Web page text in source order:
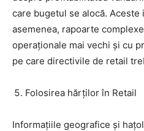
care bugetul se alocă.
asemenea, rapoarte
operaționale mai vechi și cu
pe care directivile de retail
Folosirea hărților în Retail
Informațiile geografice și